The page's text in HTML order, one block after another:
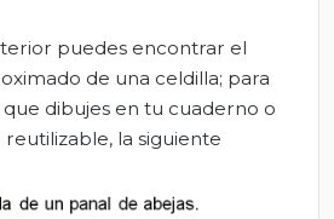
puedes encontrar el
de una celdilla; para
dibujes en tu cuaderno o
reutilizable, la siguiente